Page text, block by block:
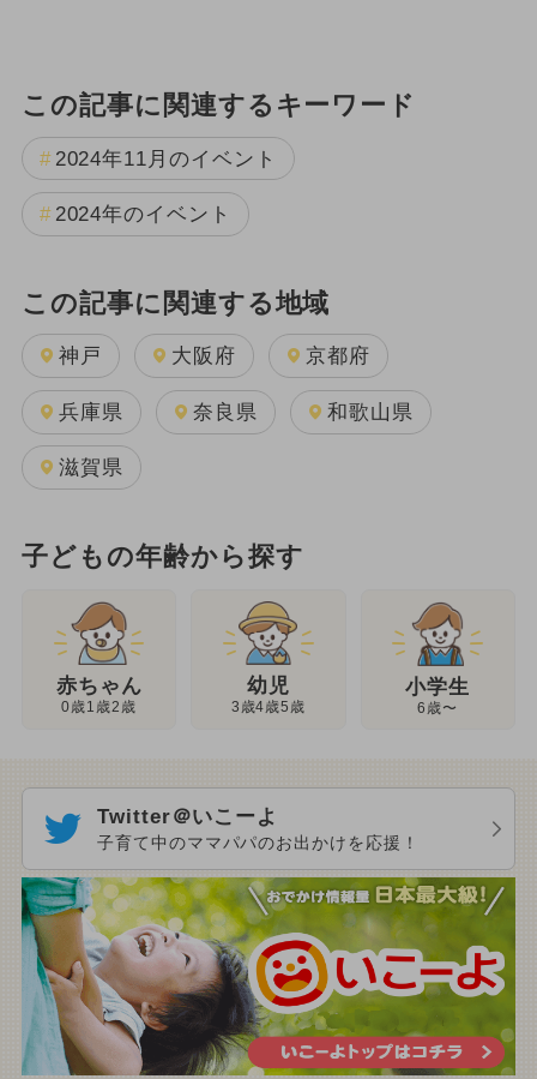
この記事に関連するキーワード
2024年11月のイベント
2024年のイベント
この記事に関連する地域
神戸 大阪府 京都府
兵庫県 奈良県 和歌山県
滋賀県
子どもの年齢から探す
赤ちゃん
0歳1歳2歳
幼児
3歳4歳5歳
小学生
6歳〜
Twitter＠いこーよ
子育て中のママパパのお出かけを応援！